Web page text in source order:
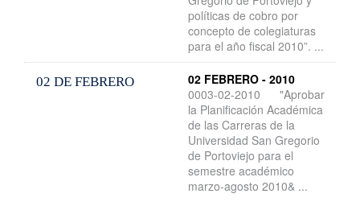
políticas de cobro por
concepto de colegiaturas
para el año fiscal 2010”. ...
02 DE FEBRERO
02 FEBRERO - 2010
0003-02-2010 "Aprobar
la Planificación Académica
de las Carreras de la
Universidad San Gregorio
de Portoviejo para el
semestre académico
marzo-agosto 2010& ...